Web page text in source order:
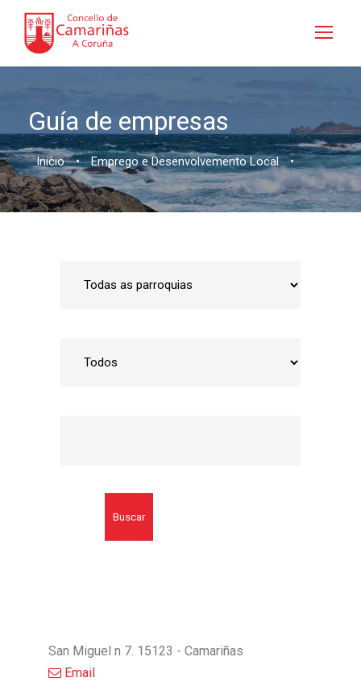
Guía de empresas
Inicio • Emprego e Desenvolvemento Local •
Buscar
San Miguel n 7. 15123 - Camariñas
Email